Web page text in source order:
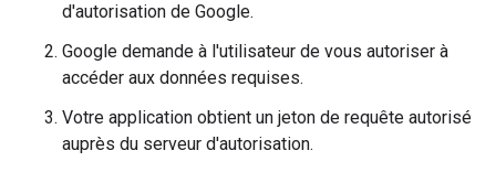
d'autorisation de Google.
Google demande à l'utilisateur de vous autoriser à
accéder aux données requises.
Votre application obtient un jeton de requête autorisé
auprès du serveur d'autorisation.